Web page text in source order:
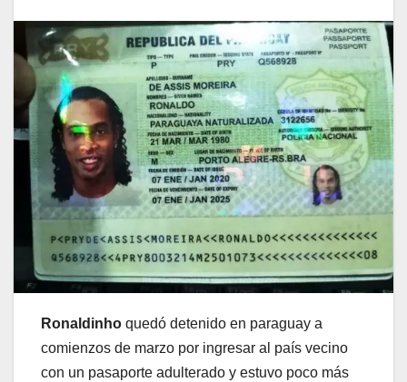
Ronaldinho quedó detenido en paraguay a
comienzos de marzo por ingresar al país vecino
con un pasaporte adulterado y estuvo poco más